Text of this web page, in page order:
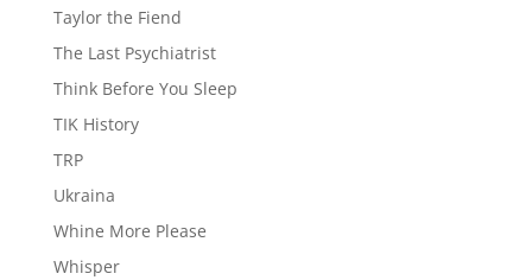
Taylor the Fiend
The Last Psychiatrist
Think Before You Sleep
TIK History
TRP
Ukraina
Whine More Please
Whisper